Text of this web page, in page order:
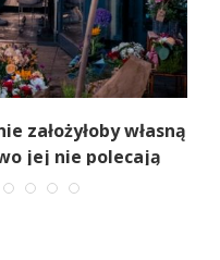
założyłoby własną
jej nie polecają